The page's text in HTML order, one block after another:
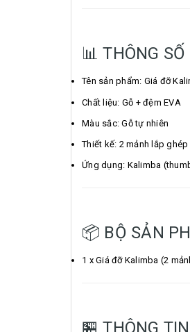
📊 THÔNG
Tên sản phẩm: Giá đỡ
Chất liệu: Gỗ + đệm EVA
Màu sắc: Gỗ tự nhiên
Thiết kế: 2 mảnh lắp ghép
Ứng dụng: Kalimba
📦 BỘ SẢN
1 x Giá đỡ Kalimba (2
🏪 THÔNG